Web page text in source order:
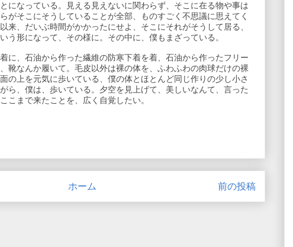
になっている。見える見えないに関わらず、そこに在る物や事は
がそこにそうしていることが全部、ものすごく不思議に思えてく
来、だいぶ時間がかかったにせよ、そこにそれがそうして居る、
う形になって、その様に。その中に、僕もまざっている。
に、石油から作った繊維の防寒下着を着、石油から作ったフリー
靴なんか履いて。毛皮以外は裸の体を、ふわふわの肉球だけの裸
の上を元気に歩いている、僕の体とほとんど同じ作りの少し小さ
ら、僕は、歩いている。夕空を見上げて、美しいなんて、言った
こまで来たことを、広く自覚したい。
前の投稿
ホーム